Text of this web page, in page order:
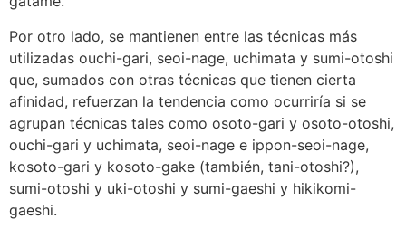
Por otro lado, se mantienen entre las técnicas más
utilizadas ouchi-gari, seoi-nage, uchimata y sumi-otoshi
que, sumados con otras técnicas que tienen cierta
afinidad, refuerzan la tendencia como ocurriría si se
agrupan técnicas tales como osoto-gari y osoto-otoshi,
ouchi-gari y uchimata, seoi-nage e ippon-seoi-nage,
kosoto-gari y kosoto-gake (también, tani-otoshi?),
sumi-otoshi y uki-otoshi y sumi-gaeshi y hikikomi-
gaeshi.